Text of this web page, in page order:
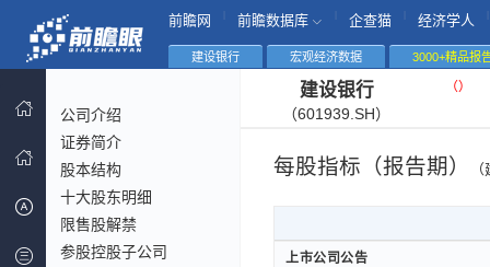
前瞻网 前瞻数据库 企查猫 经济学人
建设银行 宏观经济数据 3000+精品报
公司介绍
证券简介
股本结构
十大股东明细
限售股解禁
参股控股子公司
建设银行
（601939.SH）
（）
每股指标（报告期）
上市公司公告
上市公司公告